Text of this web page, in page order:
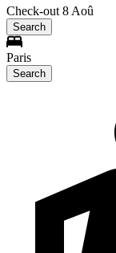
Check-out 8 Aoû
Search
Paris
Search